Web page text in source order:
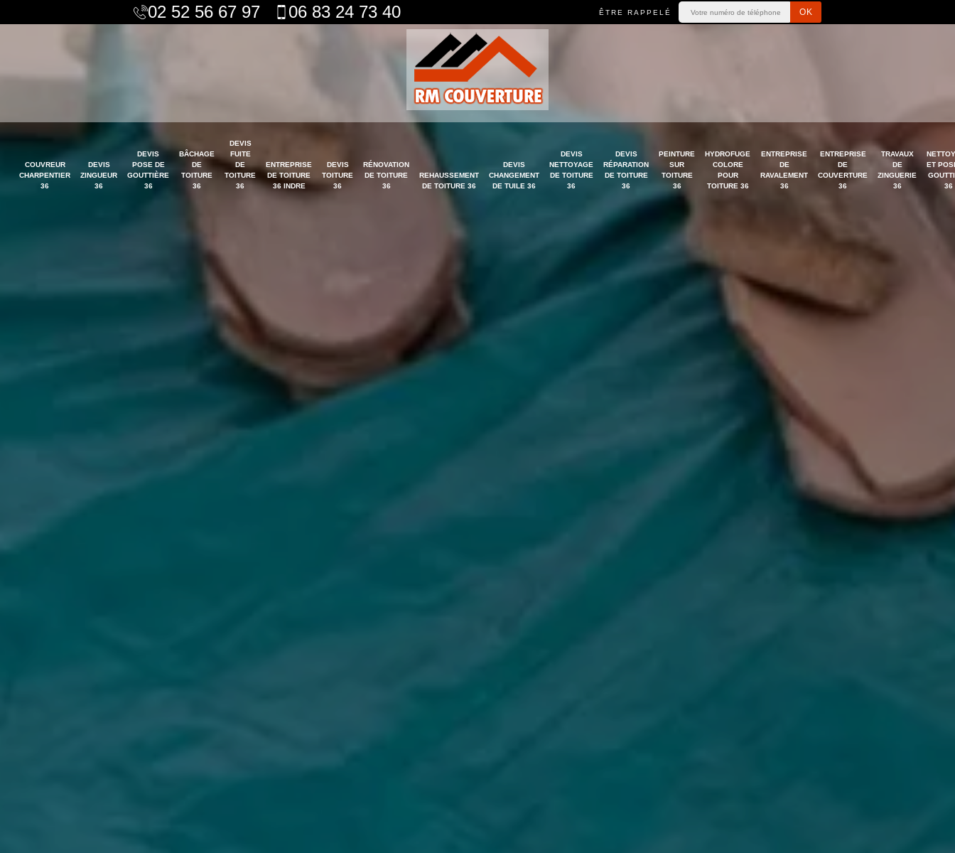
02 52 56 67 97 06 83 24 73 40 ÊTRE RAPPELÉ
COUVREUR
CHARPENTIER
36
DEVIS
ZINGUEUR
36
DEVIS
POSE DE
GOUTTIÈRE
36
BÂCHAGE
DE
TOITURE
36
DEVIS
FUITE
DE
TOITURE
36
ENTREPRISE
DE TOITURE
36 INDRE
DEVIS
TOITURE
36
RÉNOVATION
DE TOITURE
36
REHAUSSEMENT
DE TOITURE 36
DEVIS
CHANGEMENT
DE TUILE 36
DEVIS
NETTOYAGE
DE TOITURE
36
DEVIS
RÉPARATION
DE TOITURE
36
PEINTURE
SUR
TOITURE
36
HYDROFUGE
COLORE
POUR
TOITURE 36
ENTREPRISE
DE
RAVALEMENT
36
ENTREPRISE
DE
COUVERTURE
36
TRAVAUX
DE
ZINGUERIE
36
ET
36